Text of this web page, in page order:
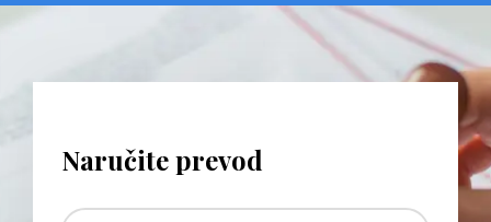
Naručite prevod